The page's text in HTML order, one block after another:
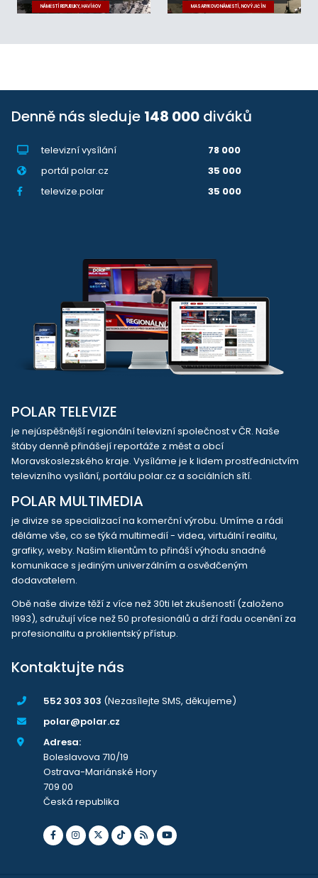
NÁMĚSTÍ REPUBLIKY, HAVÍŘOV MASARYKOVO NÁMĚSTÍ, NOVÝ JIČÍN
Denně nás sleduje 148 000 diváků
televizní vysílání
78 000
portál polar.cz
35 000
televize.polar
35 000
POLAR TELEVIZE
je nejúspěšnější regionální televizní společnost v ČR. Naše
štáby denně přinášejí reportáže z měst a obcí
Moravskoslezského kraje. Vysíláme je k lidem prostřednictvím
televizního vysílání, portálu polar.cz a sociálních sítí.
POLAR MULTIMEDIA
je divize se specializací na komerční výrobu. Umíme a rádi
děláme vše, co se týká multimedií - videa, virtuální realitu,
grafiky, weby. Našim klientům to přináší výhodu snadné
komunikace s jediným univerzálním a osvědčeným
dodavatelem.
Obě naše divize těží z více než 30ti let zkušeností (založeno
1993), sdružují více než 50 profesionálů a drží řadu ocenění za
profesionalitu a proklientský přístup.
Kontaktujte nás
552 303 303 (Nezasílejte SMS, děkujeme)
polar@polar.cz
Adresa:
Boleslavova 710/19
Ostrava-Mariánské Hory
709 00
Česká republika